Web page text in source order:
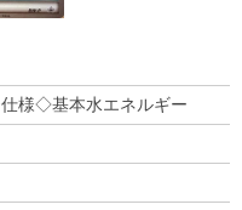
仕様◇基本水エネルギー